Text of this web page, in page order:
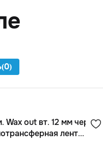
)
0
(
Wax out вт. 12 мм черный
лент...